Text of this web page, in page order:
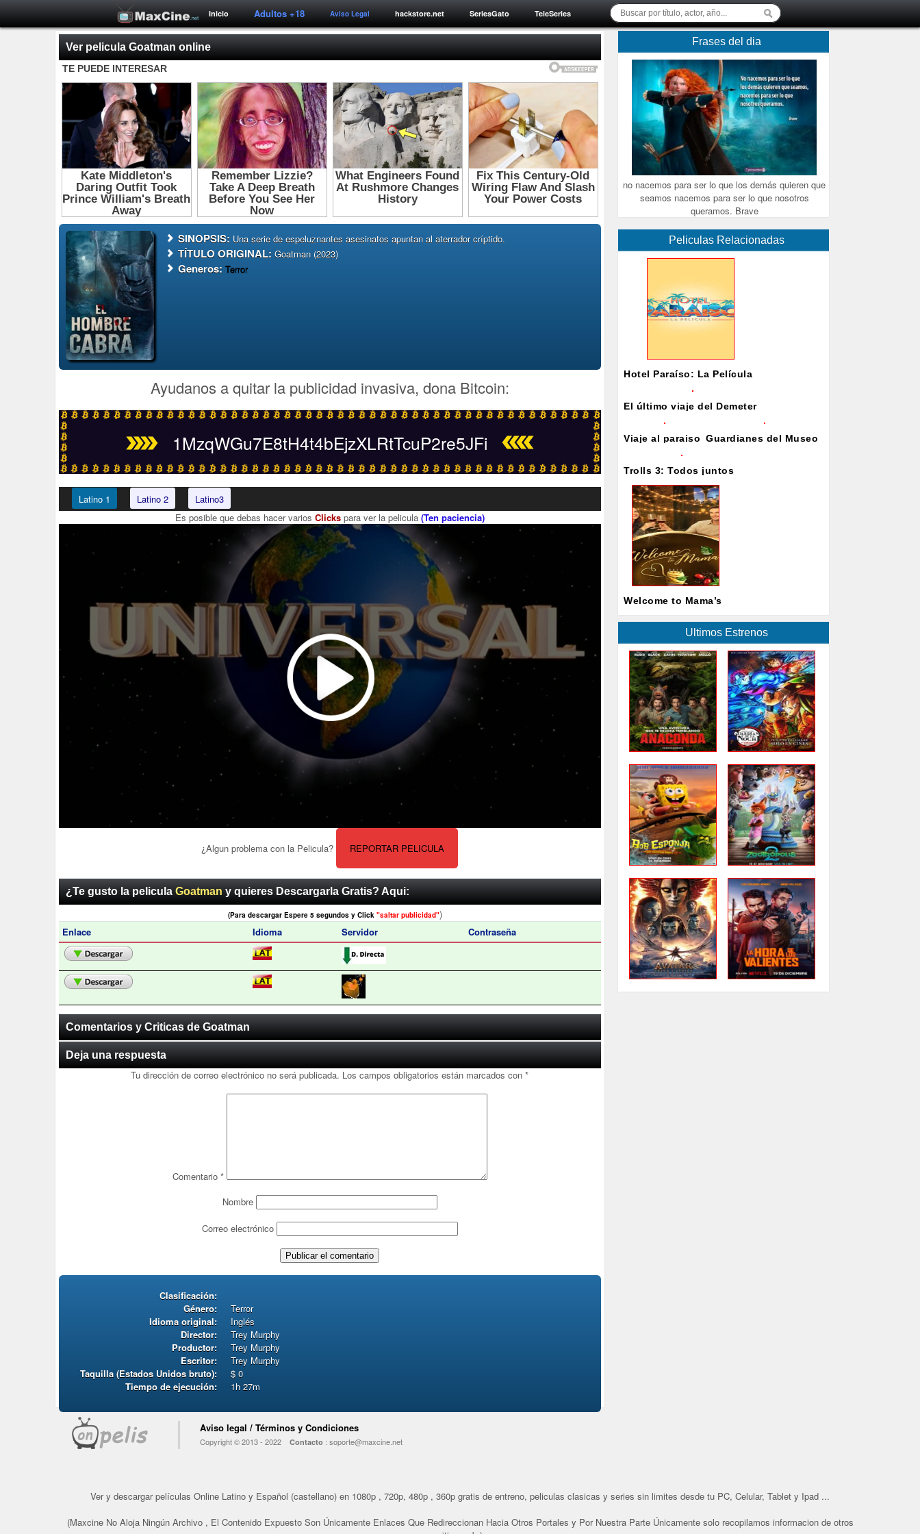
Inicio Adultos +18 Aviso Legal hackstore.net SeriesGato TeleSeries
Ver pelicula Goatman online
SINOPSIS: Una serie de espeluznantes asesinatos apuntan al aterrador críptido.
TÍTULO ORIGINAL: Goatman (2023)
Generos: Terror
Ayudanos a quitar la publicidad invasiva, dona Bitcoin:
1MzqWGu7E8tH4t4bEjzXLRtTcuP2re5JFi
Latino 1 Latino 2
Latino3
Es posible que debas hacer varios Clickspara ver la pelicula (Ten paciencia)
¿Algun problema con la Pelicula? REPORTAR PELICULA
¿Te gusto la pelicula Goatman y quieres Descargarla Gratis? Aqui:
(Para descargar Espere 5 segundos y Click "saltar publicidad")
Enlace
Idioma Servidor Contraseña
Comentarios y Criticas de Goatman
Deja una respuesta
Tu dirección de correo electrónico no será publicada. Los campos obligatorios están marcados con*
Comentario *
Nombre
Correo electrónico
Clasificación:
Género:
Terror
Idioma original:
Inglés
Director:
Trey Murphy
Productor:
Trey Murphy
Escritor:
Trey Murphy
Taquilla (Estados Unidos bruto):
$ 0
Tiempo de ejecución:
1h 27m
Frases del dia
no nacemos para ser lo que los demás quieren que
seamos nacemos para ser lo que nosotros
queramos. Brave
Peliculas Relacionadas
Hotel Paraíso: La Película
El último viaje del Demeter
Viaje al paraiso Guardianes del Museo
Trolls 3: Todos juntos
Welcome to Mama’s
Ultimos Estrenos
Aviso legal / Términos y Condiciones
Copyright © 2013 - 2022 Contacto : soporte@maxcine.net
Ver y descargar películas Online Latino y Español (castellano) en 1080p , 720p, 480p , 360p gratis de entreno, peliculas clasicas y series sin limites desde tu PC, Celular, Tablet y Ipad ...
(Maxcine No Aloja Ningún Archivo , El Contenido Expuesto Son Únicamente Enlaces Que Redireccionan Hacia Otros Portales y Por Nuestra Parte Únicamente solo recopilamos informacion de otros